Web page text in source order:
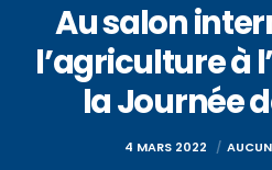
Au salon
l’agriculture à
la Journée
4 MARS 2022